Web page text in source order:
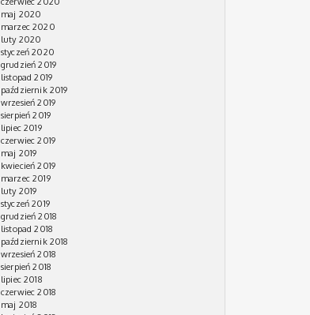
maj 2020
marzec 2020
luty 2020
styczeń 2020
grudzień 2019
listopad 2019
październik 2019
wrzesień 2019
sierpień 2019
lipiec 2019
czerwiec 2019
maj 2019
kwiecień 2019
marzec 2019
luty 2019
styczeń 2019
grudzień 2018
listopad 2018
październik 2018
wrzesień 2018
sierpień 2018
lipiec 2018
czerwiec 2018
maj 2018